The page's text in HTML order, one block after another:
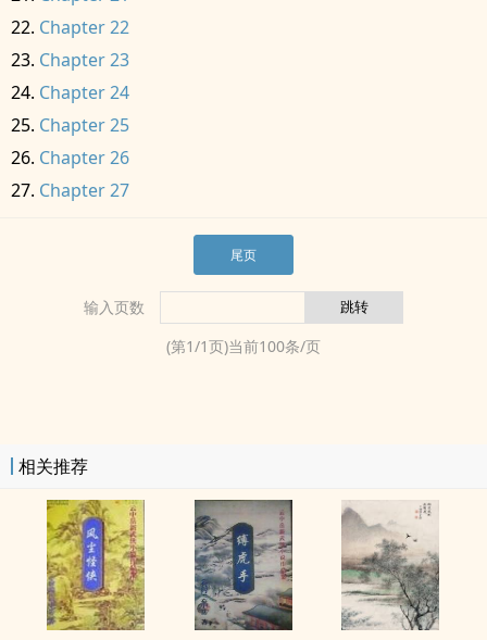
Chapter 22
Chapter 23
Chapter 24
Chapter 25
Chapter 26
Chapter 27
尾页
输入页数
(第1/1页)当前100条/页
相关推荐